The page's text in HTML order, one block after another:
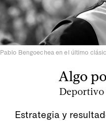
Pablo Bengoechea en el último
Algo
Estrategia y